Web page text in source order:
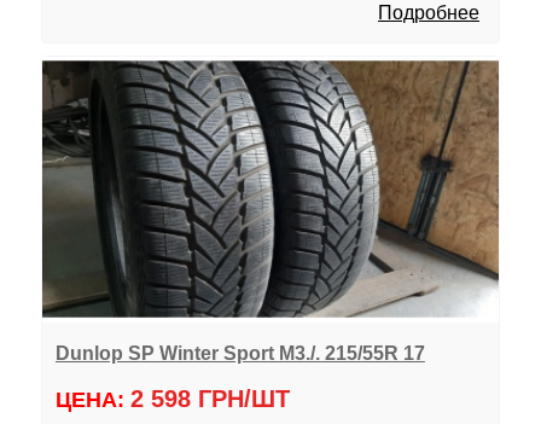
Подробнее
Dunlop SP Winter Sport M3./. 215/55R 17
ЦЕНА: 2 598 ГРН/ШТ